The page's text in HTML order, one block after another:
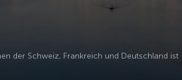
der Schweiz, Frankreich und Deutschland ist